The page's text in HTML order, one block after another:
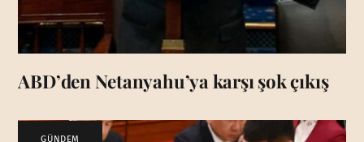
ABD’den Netanyahu’ya karşı şok çıkış
GÜNDEM